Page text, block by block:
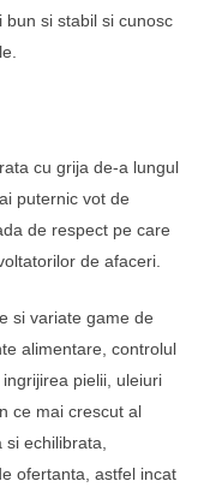
si stabil si cunosc
cu grija de-a lungul
puternic vot de
de respect pe care
de afaceri.
si variate game de
alimentare, controlul
pielii, uleiuri
ce mai crescut al
echilibrata,
ofertanta, astfel incat